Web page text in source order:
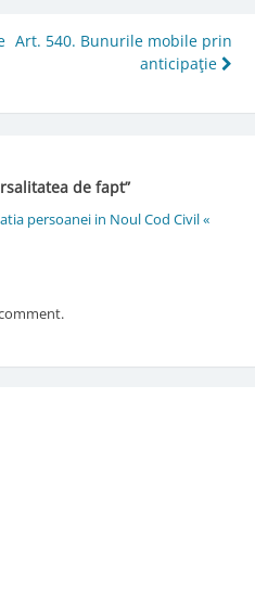
Art. 540. Bunurile mobile prin
anticipaţie
de fapt”
persoanei in Noul Cod Civil «